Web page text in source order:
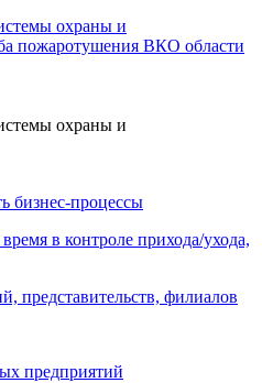
охраны и
пожаротушения ВКО области
охраны и
бизнес-процессы
в контроле прихода/ухода,
представительств, филиалов
предприятий